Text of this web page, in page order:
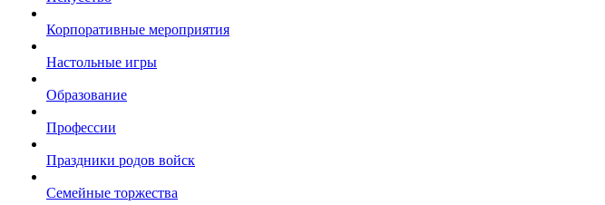
Корпоративные мероприятия
Настольные игры
Образование
Профессии
Праздники родов войск
Семейные торжества